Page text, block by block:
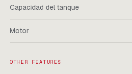
Capacidad del tanque
Motor
OTHER FEATURES